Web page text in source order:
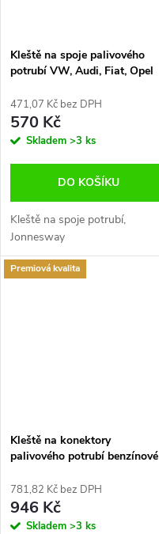
Kleště na spoje palivového
potrubí VW, Audi, Fiat, Opel
471,07 Kč bez DPH
570 Kč
Skladem >3 ks
DO KOŠÍKU
Kleště na spoje potrubí,
Jonnesway
Premiová kvalita
Kleště na konektory
palivového potrubí benzínové
JONNESWAY AI040060
781,82 Kč bez DPH
946 Kč
Skladem >3 ks